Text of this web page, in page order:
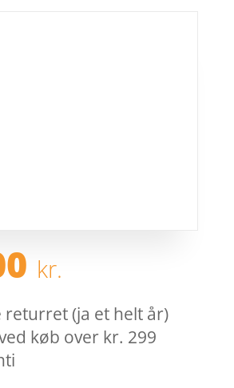
kr.
returret (ja et helt år)
køb over kr. 299